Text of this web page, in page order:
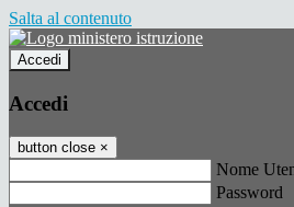
Salta al contenuto
Accedi
Accedi
button close ×
Nome
Password